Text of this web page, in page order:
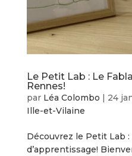
Le Petit Lab : Le
Rennes!
par Léa Colombo | 24
Ille-et-Vilaine
Découvrez le Petit Lab
d’apprentissage!